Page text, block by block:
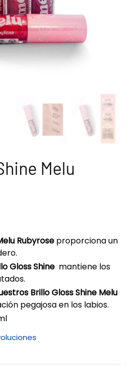
Melu
Rubyrose proporciona un
Gloss Shine mantiene los
Brillo Gloss Shine Melu
pegajosa en los labios.